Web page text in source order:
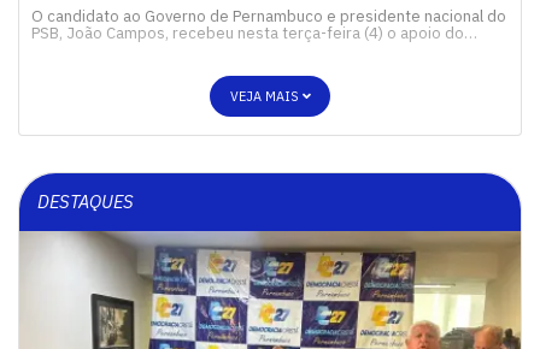
O candidato ao Governo de Pernambuco e presidente nacional do
PSB, João Campos, recebeu nesta terça-feira (4) o apoio do…
VEJA MAIS
DESTAQUES